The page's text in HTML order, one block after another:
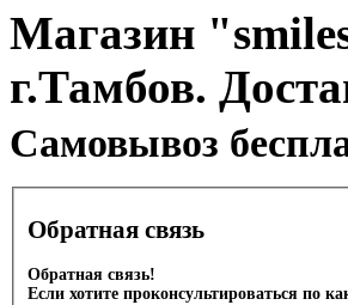
Магазин
г.Тамбов.
Cамовывоз
Обратная связь
Обратная связь!
Если хотите проконсультироваться по